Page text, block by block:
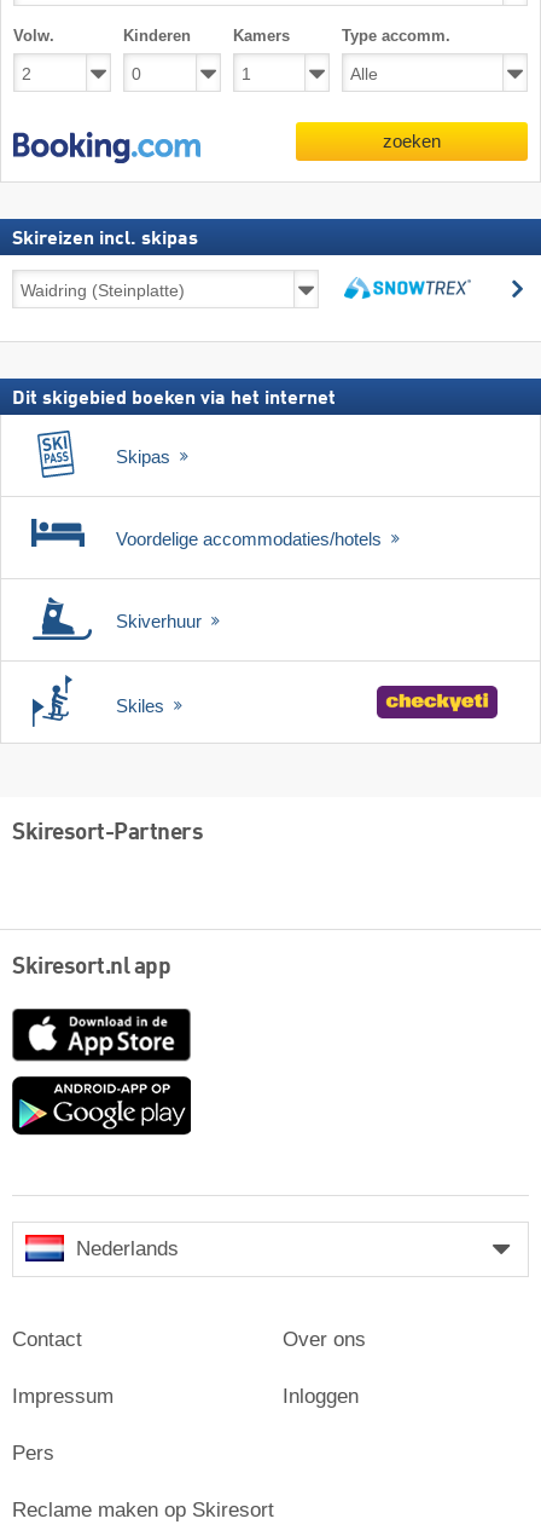
Volw. Kinderen Kamers Type accomm.
zoeken
Skireizen incl. skipas
incl.
Dit skigebied boeken via het internet
Skipas
Voordelige accommodaties/hotels
Skiverhuur
Skiles
Skiresort-Partners
Skiresort.nl app
App
Google
Nederlands
Contact
Impressum
Pers
Over ons
Inloggen
Reclame maken op Skiresort